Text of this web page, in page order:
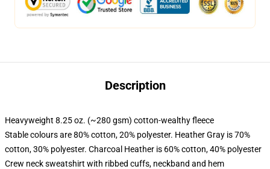
Description
Heavyweight 8.25 oz. (~280 gsm) cotton-wealthy fleece
Stable colours are 80% cotton, 20% polyester. Heather Gray is 70%
cotton, 30% polyester. Charcoal Heather is 60% cotton, 40% polyester
Crew neck sweatshirt with ribbed cuffs, neckband and hem